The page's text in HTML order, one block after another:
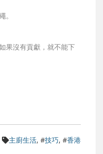
。
果沒有貢獻，就不能下
主廚生活, #技巧, #香港